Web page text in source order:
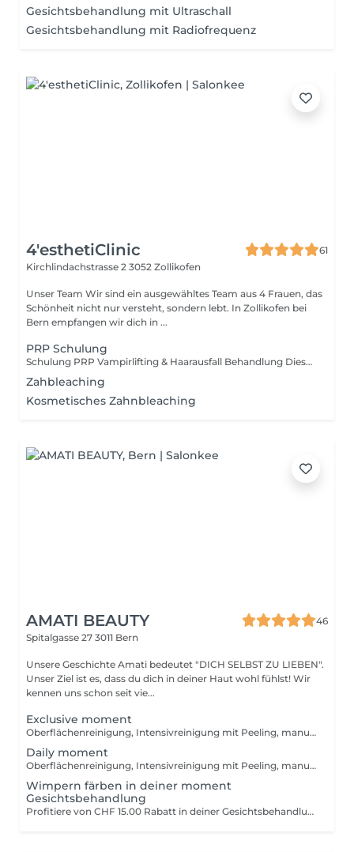
Gesichtsbehandlung mit Ultraschall
Gesichtsbehandlung mit Radiofrequenz
4'esthetiClinic
61
Kirchlindachstrasse 2 3052 Zollikofen
Unser Team Wir sind ein ausgewähltes Team aus 4 Frauen, das
Schönheit nicht nur versteht, sondern lebt. In Zollikofen bei
Bern empfangen wir dich in ...
PRP Schulung
Schulung PRP Vampirlifting & Haarausfall Behandlung Diese Schulung vermittelt dir fundiertes theoretisches Wissen sowie praktische Erfahrung im Bereich der PRP-Therapie (Vampirlifting und Behandlung von Haarausfall). Ziel der Ausbildung ist es, dass du die Behandlung sicher, hygienisch und professionell selbstständig durchführen kannst. Die PRP-Behandlung gehört heute zu den gefragtesten regenerativen Behandlungen in der ästhetischen Medizin, da ausschliesslich mit körpereigenem Plasma gearbeitet wird und somit natürliche Ergebnisse erzielt werden. Theorie Im theoretischen Teil lernst du zuerst die wichtigsten medizinischen Grundlagen kennen. Dazu gehören: Aufbau der Haut und deren Regenerationsprozesse Haarstruktur und Haarwachstumsphasen Ursachen von Haarausfall (hormonell, genetisch, Stress, Fehlbehandlungen usw.) Wirkungsweise von PRP und Wachstumsfaktoren richtige Patientenanalyse und Behandlungsplanung Ein grosser Schwerpunkt liegt ebenfalls auf Fehlbehandlungen und deren Vermeidung, da falsche Anwendungen häufig zu schlechten Resultaten führen können. Besprochen werden unter anderem: falsche Einstichtiefen fehlerhafte Plasmaaufbereitung hygienische Fehler mögliche Nebenwirkungen wie Hämatome oder Entzündungen korrektes Vorgehen bei Komplikationen Zusätzlich lernst du alle wichtigen Kontraindikationen sowie Sicherheits- und Hygienerichtlinien. Praxis Vampirlifting (Gesichtsbehandlung) Im praktischen Teil wird die Behandlung Schritt für Schritt demonstriert und anschliessend selbst durchgeführt. Du lernst: richtige Vorbereitung der Kundin hygienische Blutaufbereitung korrektes Zentrifugieren Gewinnung des PRP-Plasmas Injektionstechniken im Gesicht Behandlung verschiedener Gesichtsareale gleichmässige Produktverteilung Schmerzreduktion während der Behandlung Ziel der Behandlung ist die Verbesserung der Hautqualität, Kollagenstimulation, Hautstraffung und ein natürlicher Glow. Praxis PRP bei Haarausfall Dieser Teil konzentriert sich auf die professionelle Behandlung der Kopfhaut. Inhalte: Analyse der Kopfhaut richtige Arealaufteilung korrekte Einstichtiefe Injektionsabstände Behandlung bei diffusem oder genetischem Haarausfall Behandlungsintervalle und Therapieplanung Du lernst ausserdem, wie Kunden realistisch beraten werden und welche Resultate erwartet werden können. Aftercare & Kundenbetreuung Ein wichtiger Bestandteil der Schulung ist die Nachbehandlung. Dazu gehören: Verhalten nach der Behandlung Pflegehinweise Sport- und Waschregeln Aufbau eines Behandlungsplans langfristige Kundenbetreuung Schulung beinhaltet: Theorie und Praxis intensiv Live Demonstration Arbeiten am Modell Behandlungsprotokolle Kundenaufklärung Zertifikat persönliche Nachbetreuung nach der Schulung Dauer 1 intensiver Schulungstag (ca. 68 Stunden)
Zahbleaching
Kosmetisches Zahnbleaching
AMATI BEAUTY
46
Spitalgasse 27 3011 Bern
Unsere Geschichte Amati bedeutet "DICH SELBST ZU LIEBEN".
Unser Ziel ist es, dass du dich in deiner Haut wohl fühlst! Wir
kennen uns schon seit vie...
Exclusive moment
Oberflächenreinigung, Intensivreinigung mit Peeling, manuelle Tiefenreinigung, Gesichts- & Nackenmassage, Maske, Abschlusspflege (Tagesmakeup wenn gewünscht)
Daily moment
Oberflächenreinigung, Intensivreinigung mit Peeling, manuelle Tiefenreinigung, Abschlusspflege
Wimpern färben in deiner moment
Gesichtsbehandlung
Profitiere von CHF 15.00 Rabatt in deiner Gesichtsbehandlung.